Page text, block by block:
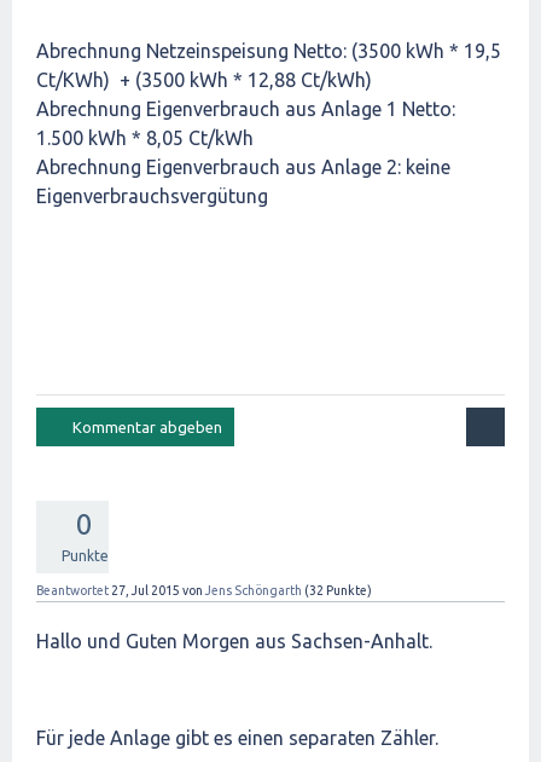
Abrechnung Netzeinspeisung Netto: (3500 kWh * 19,5
Ct/KWh) + (3500 kWh * 12,88 Ct/kWh)
Abrechnung Eigenverbrauch aus Anlage 1 Netto:
1.500 kWh * 8,05 Ct/kWh
Abrechnung Eigenverbrauch aus Anlage 2: keine
Eigenverbrauchsvergütung
0
Punkte
Beantwortet 27, Jul 2015 von Jens Schöngarth (32 Punkte)
Hallo und Guten Morgen aus Sachsen-Anhalt.
Für jede Anlage gibt es einen separaten Zähler.